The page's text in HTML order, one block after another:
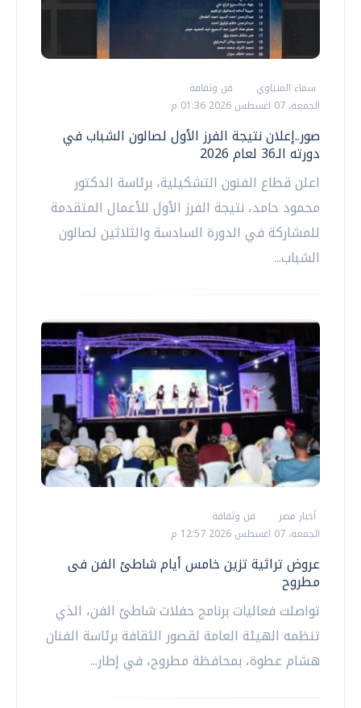
سماء المنياوي
فن وثقافة
الجمعة، 07 اغسطس 2026 01:36 م
صور..إعلان نتيجة الفرز الأول لصالون الشباب في
دورته الـ36 لعام 2026
اعلن قطاع الفنون التشكيلية، برئاسة الدكتور
محمود حامد، نتيجة الفرز الأول للأعمال المتقدمة
للمشاركة في الدورة السادسة والثلاثين لصالون
الشباب...
أخبار مصر
فن وثقافة
الجمعة، 07 اغسطس 2026 12:57 م
عروض تراثية تزين خامس أيام شاطئ الفن فى
مطروح
تواصلت فعاليات برنامج حفلات شاطئ الفن، الذي
تنظمه الهيئة العامة لقصور الثقافة برئاسة الفنان
هشام عطوة، بمحافظة مطروح، في إطار...